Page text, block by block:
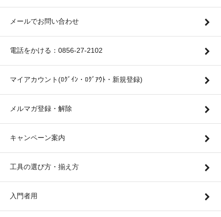
メールでお問い合わせ
電話をかける：0856-27-2102
マイアカウント(ﾛｸﾞｲﾝ・ﾛｸﾞｱｳﾄ・新規登録)
メルマガ登録・解除
キャンペーン案内
工具の選び方・揃え方
入門者用